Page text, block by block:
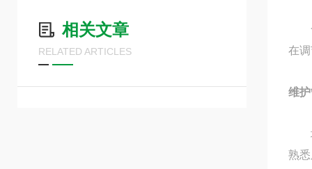
相关文章
RELATED ARTICLES
含
在
维
地
熟